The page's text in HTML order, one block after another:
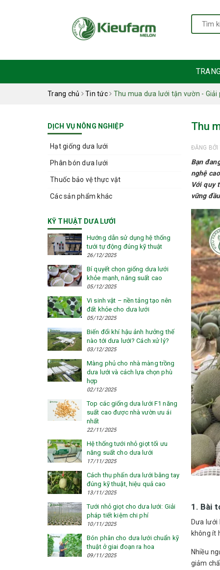
Trang chủ Tin tức Thu mua dưa lưới tận vườn -
Thu
ĐĂNG BỞI
Bạn
nghệ
Với quy
vững
1. Bài
Dưa
không ít
Nhiều
giảm
DỊCH VỤ NÔNG NGHIỆP
Hạt giống dưa lưới
Phân bón dưa lưới
Thuốc bảo vệ thực vật
Các sản phẩm khác
KỸ THUẬT DƯA LƯỚI
Hướng dẫn sử dụng hệ thống
tưới tự động đúng kỹ thuật
26/12/2025
Bí quyết chọn giống dưa lưới
khỏe mạnh, năng suất cao
05/12/2025
Vi sinh vật – nền tảng tạo nên
đất khỏe cho dưa lưới
05/12/2025
Biến đổi khí hậu ảnh hưởng thế
nào tới dưa lưới? Cách xử lý?
03/12/2025
Màng phủ cho nhà màng trồng
dưa lưới và cách lựa chọn phù
hợp
02/12/2025
Top các giống dưa lưới F1 năng
suất cao được nhà vườn ưu ái
nhất
22/11/2025
Hệ thống tưới nhỏ giọt tối ưu
năng suất cho dưa lưới
17/11/2025
Cách thụ phấn dưa lưới bằng tay
đúng kỹ thuật, hiệu quả cao
13/11/2025
Tưới nhỏ giọt cho dưa lưới: Giải
pháp tiết kiệm chi phí
10/11/2025
Bón phân cho dưa lưới chuẩn kỹ
thuật ở giai đoạn ra hoa
09/11/2025